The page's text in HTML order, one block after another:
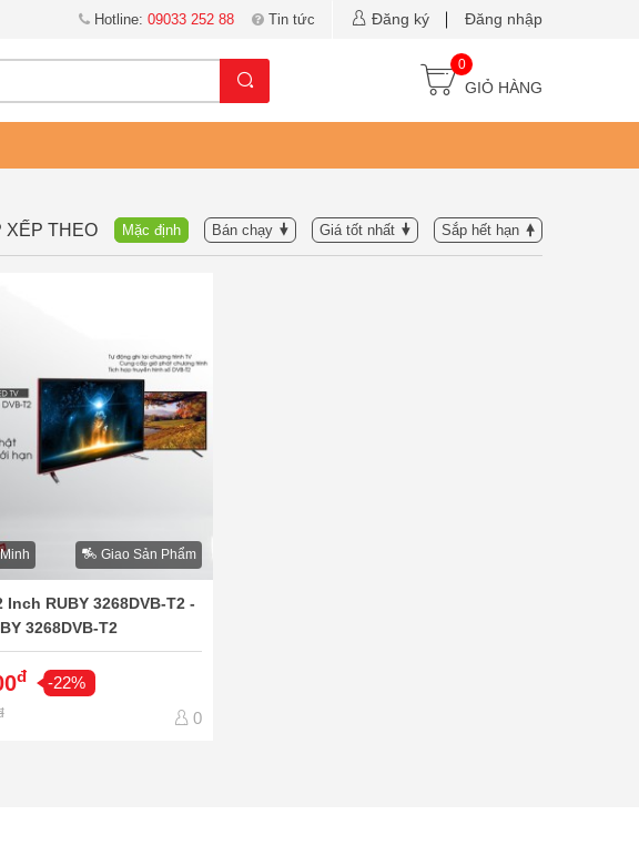
Hotline: 09033 252 88 Tin tức Đăng ký Đăng nhập
0
GIỎ HÀNG
XẾP THEO Mặc định Bán chạy Giá tốt nhất Sắp hết hạn
Giao Sản Phẩm
Inch RUBY 3268DVB-T2 -
3268DVB-T2
đ
-22%
0